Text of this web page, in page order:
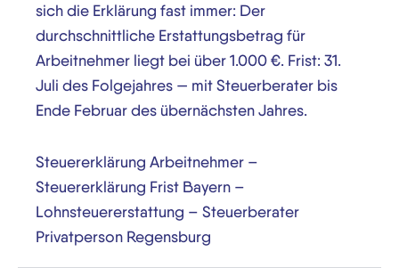
sich die Erklärung fast immer: Der
durchschnittliche Erstattungsbetrag für
Arbeitnehmer liegt bei über 1.000 €. Frist: 31.
Juli des Folgejahres — mit Steuerberater bis
Ende Februar des übernächsten Jahres.
Steuererklärung Arbeitnehmer –
Steuererklärung Frist Bayern –
Lohnsteuererstattung – Steuerberater
Privatperson Regensburg